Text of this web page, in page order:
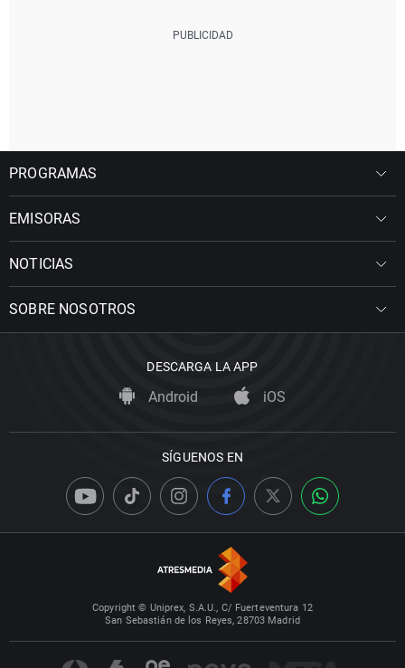
PROGRAMAS
EMISORAS
NOTICIAS
SOBRE NOSOTROS
DESCARGA LA APP
Android iOS
SÍGUENOS EN
Copyright © Uniprex, S.A.U., C/ Fuerteventura 12
San Sebastián de los Reyes, 28703 Madrid